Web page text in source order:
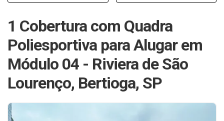
1 Cobertura com Quadra
Poliesportiva para Alugar em
Módulo 04 - Riviera de São
Lourenço, Bertioga, SP